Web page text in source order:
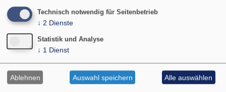
GITTER FR 12 GITTER FR 58
GITTER FR 87
GITTER FRS 8
Technisch notwendig für Seitenbetrieb
↓ 2 Dienste
Statistik und Analyse
↓ 1 Dienst
Ablehnen Auswahl speichern Alle auswählen